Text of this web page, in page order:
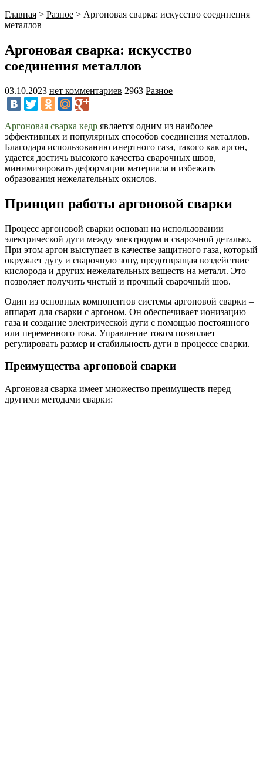
Главная > Разное > Аргоновая сварка: искусство соединения
металлов
Аргоновая сварка: искусство
соединения металлов
03.10.2023 нет комментариев 2963 Разное
Аргоновая сварка кедр является одним из наиболее
эффективных и популярных способов соединения металлов.
Благодаря использованию инертного газа, такого как аргон,
удается достичь высокого качества сварочных швов,
минимизировать деформации материала и избежать
образования нежелательных окислов.
Принцип работы аргоновой сварки
Процесс аргоновой сварки основан на использовании
электрической дуги между электродом и сварочной деталью.
При этом аргон выступает в качестве защитного газа, который
окружает дугу и сварочную зону, предотвращая воздействие
кислорода и других нежелательных веществ на металл. Это
позволяет получить чистый и прочный сварочный шов.
Один из основных компонентов системы аргоновой сварки –
аппарат для сварки с аргоном. Он обеспечивает ионизацию
газа и создание электрической дуги с помощью постоянного
или переменного тока. Управление током позволяет
регулировать размер и стабильность дуги в процессе сварки.
Преимущества аргоновой сварки
Аргоновая сварка имеет множество преимуществ перед
другими методами сварки: